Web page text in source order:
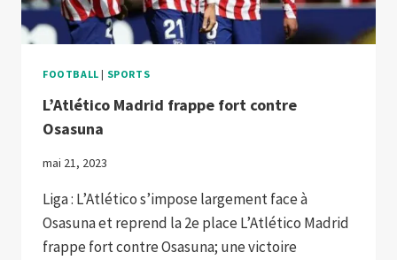
FOOTBALL | SPORTS
L’Atlético Madrid frappe fort contre
Osasuna
mai 21, 2023
Liga : L’Atlético s’impose largement face à
Osasuna et reprend la 2e place L’Atlético Madrid
frappe fort contre Osasuna; une victoire